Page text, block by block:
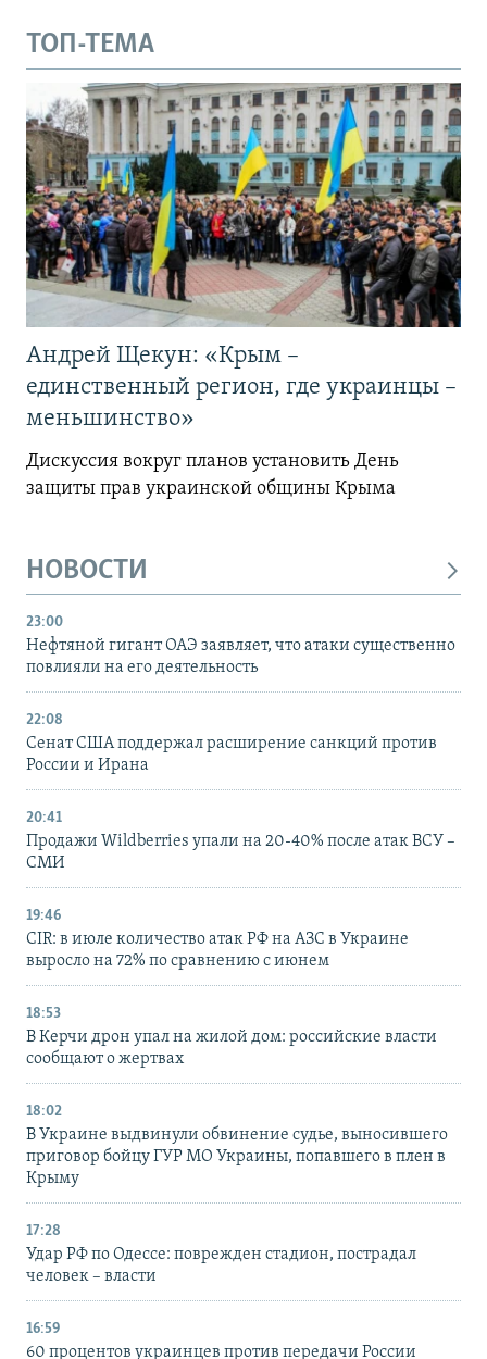
ТОП-ТЕМА
Андрей Щекун: «Крым –
единственный регион, где украинцы –
меньшинство»
Дискуссия вокруг планов установить День
защиты прав украинской общины Крыма
НОВОСТИ
23:00
Нефтяной гигант ОАЭ заявляет, что атаки существенно
повлияли на его деятельность
22:08
Сенат США поддержал расширение санкций против
России и Ирана
20:41
Продажи Wildberries упали на 20-40% после атак ВСУ –
СМИ
19:46
CIR: в июле количество атак РФ на АЗС в Украине
выросло на 72% по сравнению с июнем
18:53
В Керчи дрон упал на жилой дом: российские власти
сообщают о жертвах
18:02
В Украине выдвинули обвинение судье, выносившего
приговор бойцу ГУР МО Украины, попавшего в плен в
Крыму
17:28
Удар РФ по Одессе: поврежден стадион, пострадал
человек – власти
16:59
60 процентов украинцев против передачи России